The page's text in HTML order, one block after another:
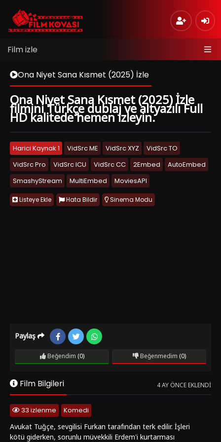
Film izle
Ona Niyet Sana Kısmet (2025) İzle
Ona Niyet Sana Kısmet (2025) İzle
filmini Türkçe dublaj ve altyazılı Full
HD kalitede hemen izleyin.
Harici Kaynak 1 VidSrc ME VidSrc XYZ
VidSrc TO
VidSrc Pro
VidSrc ICU VidSrc CC 2Embed
AutoEmbed
SmashyStream
MultiEmbed MoviesAPI
Listeye Ekle Hata Bildir Sinema Modu
Paylaş
Beğendim (0) Beğenmedim (0)
Film Bilgileri 4 AY ÖNCE EKLENDI
33 izlenme
Komedi
Avukat Tuğçe, sevgilisi Furkan tarafından terk edilir. İşleri
kötü giderken, sorunlu müvekkili Erdem'i kurtarması